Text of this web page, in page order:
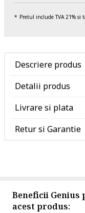
Pretul include TVA 21% si
Descriere produs
Detalii produs
Livrare si plata
Retur si Garantie
Beneficii Genius
acest produs: